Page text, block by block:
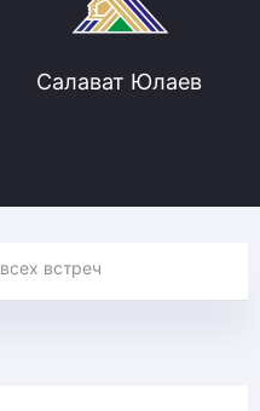
Салават Юлаев
Статистика всех встреч